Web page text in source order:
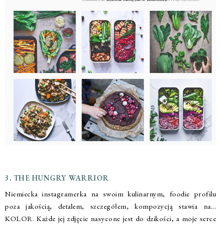
3. THE HUNGRY WARRIOR
Niemiecka instagramerka na swoim kulinarnym, foodie profilu
poza jakością, detalem, szczegółem, kompozycją stawia na...
KOLOR. Każde jej zdjęcie nasycone jest do dzikości, a moje serce